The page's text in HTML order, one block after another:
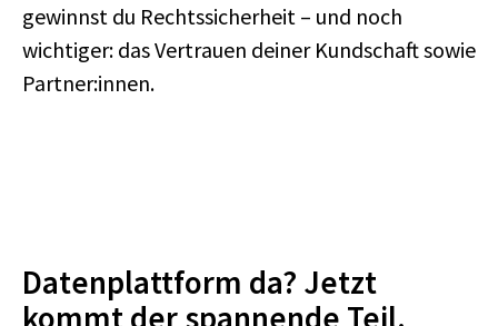
gewinnst du Rechtssicherheit – und noch
wichtiger: das Vertrauen deiner Kundschaft sowie
Partner:innen.
Datenplattform da? Jetzt